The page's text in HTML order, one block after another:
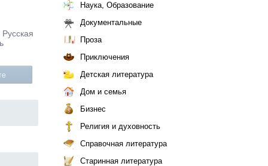
Наука, Образование
Документальные
Проза
Приключения
Детская литература
Дом и семья
Бизнес
Религия и духовность
Справочная литература
Старинная литература